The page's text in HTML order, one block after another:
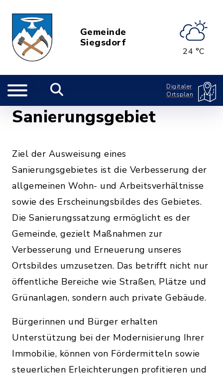
Gemeinde
Siegsdorf
24 °C
Digitaler
Ortsplan
Sanierungsgebiet
Ziel der Ausweisung eines
Sanierungsgebietes ist die Verbesserung der
allgemeinen Wohn- und Arbeitsverhältnisse
sowie des Erscheinungsbildes des Gebietes.
Die Sanierungssatzung ermöglicht es der
Gemeinde, gezielt Maßnahmen zur
Verbesserung und Erneuerung unseres
Ortsbildes umzusetzen. Das betrifft nicht nur
öffentliche Bereiche wie Straßen, Plätze und
Grünanlagen, sondern auch private Gebäude.
Bürgerinnen und Bürger erhalten
Unterstützung bei der Modernisierung Ihrer
Immobilie, können von Fördermitteln sowie
steuerlichen Erleichterungen profitieren und